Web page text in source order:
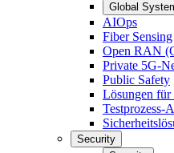
Global
AIOps
Fiber Sensing
Open RAN
Private 5G-
Public Safety
Lösungen für
Testprozess-
Security